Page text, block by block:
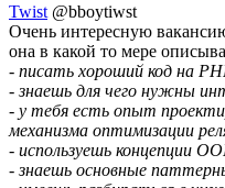
Twist @bboytiwst
Очень интересную
она в какой то мере
- писать хороший код на
- знаешь для чего нужны
- у тебя есть опыт
механизма оптимизации
- используешь концепции
- знаешь основные